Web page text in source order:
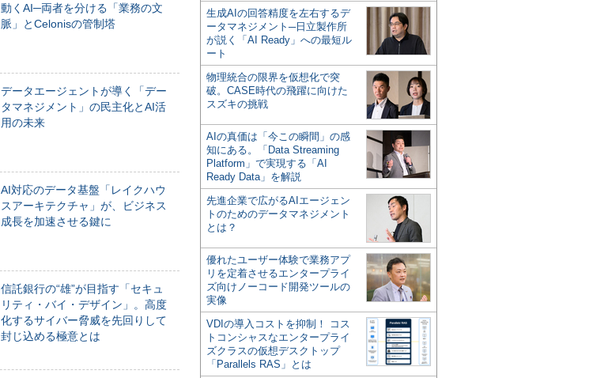
動くAI─両者を分ける「業務の文
脈」とCelonisの管制塔
データエージェントが導く「デー
タマネジメント」の民主化とAI活
用の未来
AI対応のデータ基盤「レイクハウ
スアーキテクチャ」が、ビジネス
成長を加速させる鍵に
信託銀行の“雄”が目指す「セキュ
リティ・バイ・デザイン」。高度
化するサイバー脅威を先回りして
封じ込める極意とは
生成AIの回答精度を左右するデ
ータマネジメント─日立製作所
が説く「AI Ready」への最短ル
ート
物理統合の限界を仮想化で突
破。CASE時代の飛躍に向けた
スズキの挑戦
AIの真価は「今この瞬間」の感
知にある。「Data Streaming
Platform」で実現する「AI
Ready Data」を解説
先進企業で広がるAIエージェン
トのためのデータマネジメント
とは？
優れたユーザー体験で業務アプ
リを定着させるエンタープライ
ズ向けノーコード開発ツールの
実像
VDIの導入コストを抑制！ コス
トコンシャスなエンタープライ
ズクラスの仮想デスクトップ
「Parallels RAS」とは